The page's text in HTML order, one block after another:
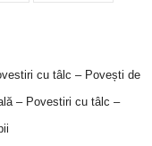
cu tâlc – Povești de
– Povestiri cu tâlc –